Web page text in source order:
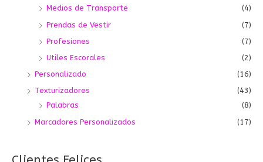
Medios de Transporte
(4)
Prendas de Vestir
(7)
Profesiones
(7)
Utiles Escorales
(2)
Personalizado
(16)
Texturizadores
(43)
Palabras
(8)
Marcadores Personalizados
(17)